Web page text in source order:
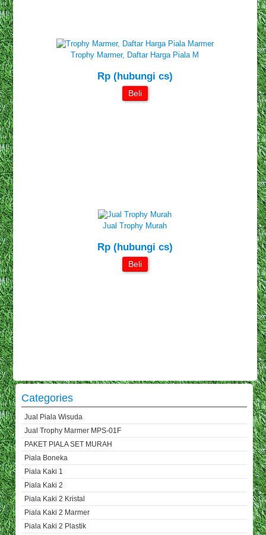
Trophy Marmer, Daftar Harga Piala M
Rp (hubungi cs)
Beli
Jual Trophy Murah
Rp (hubungi cs)
Beli
Categories
Jual Piala Wisuda
Jual Trophy Marmer MPS-01F
PAKET PIALA SET MURAH
Piala Boneka
Piala Kaki 1
Piala Kaki 2
Piala Kaki 2 Kristal
Piala Kaki 2 Marmer
Piala Kaki 2 Plastik